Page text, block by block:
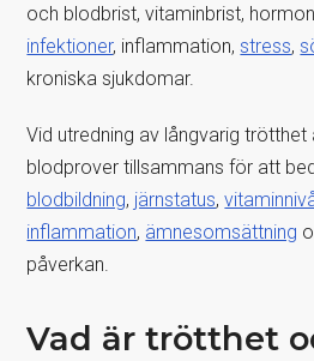
och blodbrist, vitaminbrist,
infektioner, inflammation,stress,
kroniska sjukdomar.
Vid utredning av långvarig
blodprover tillsammans för att
blodbildning, järnstatus,
inflammation, ämnesomsättning
påverkan.
Vad är trötthet